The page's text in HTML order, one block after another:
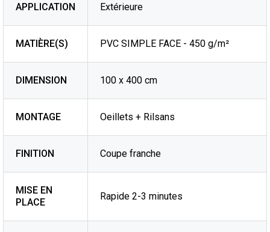
APPLICATION Extérieure
MATIÈRE(S) PVC SIMPLE FACE - 450 g/m²
DIMENSION 100 x 400 cm
MONTAGE Oeillets + Rilsans
FINITION Coupe franche
MISE EN
PLACE
Rapide 2-3 minutes